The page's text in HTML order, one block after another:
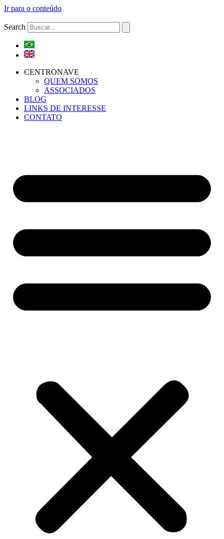
Ir para o conteúdo
Search
CENTRONAVE
QUEM SOMOS
ASSOCIADOS
BLOG
LINKS DE INTERESSE
CONTATO